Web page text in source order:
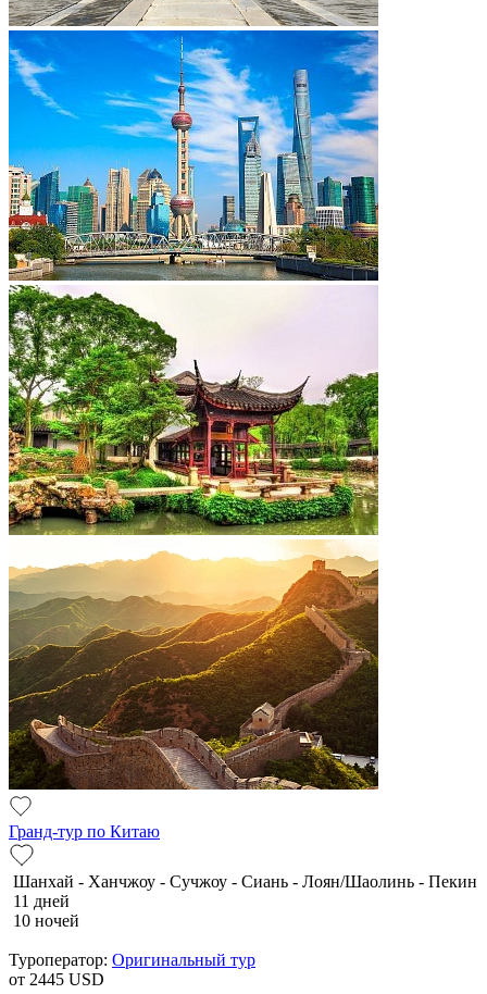
Гранд-тур по Китаю
Шанхай - Ханчжоу - Сучжоу - Сиань - Лоян/Шаолинь - Пекин
11 дней
10 ночей
Туроператор: Оригинальный тур
от 2445 USD